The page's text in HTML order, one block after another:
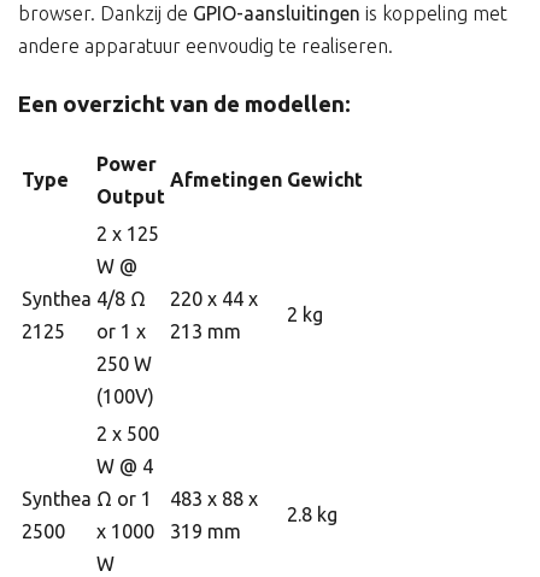
browser. Dankzij de GPIO-aansluitingen is koppeling met
andere apparatuur eenvoudig te realiseren.
Een overzicht van de modellen:
Type
Power
Output
Afmetingen Gewicht
Synthea
2125
2 x 125
W @
4/8 Ω
or 1 x
250 W
(100V)
220 x 44 x
213 mm
2 kg
Synthea
2500
2 x 500
W @ 4
Ω or 1
x 1000
W
483 x 88 x
319 mm
2.8 kg